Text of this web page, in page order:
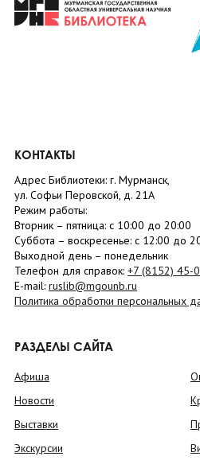
КОНТАКТЫ
Адрес Библиотеки: г. Мурманск,
ул. Софьи Перовской, д. 21А
Режим работы:
Вторник – пятница: с 10:00 до 20:00
Суббота – воскресенье: c 12:00 до
Выходной день – понедельник
Телефон для справок: +7 (8152) 45-
E-mail: ruslib@mgounb.ru
Политика обработки персональных
РАЗДЕЛЫ САЙТА
Афиша
Новости
Выставки
Экскурсии